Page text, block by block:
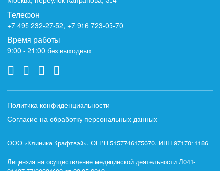
Телефон
+7 495 232-27-52, +7 916 723-05-70
Время работы
9:00 - 21:00 без выходных
Политика конфиденциальности
Согласие на обработку персональных данных
ООО «Клиника Крафтвэй». ОГРН 5157746175670. ИНН 9717011186
Лицензия на осуществление медицинской деятельности Л041-